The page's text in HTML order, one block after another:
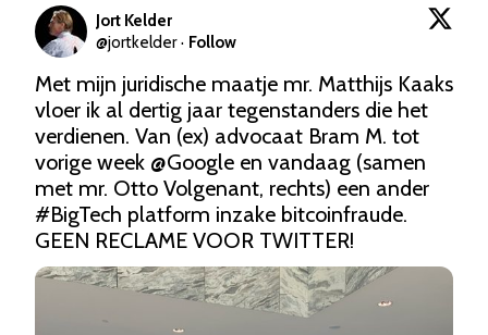
Jort Kelder
@jortkelder · Follow
Met mijn juridische maatje mr. Matthijs Kaaks
vloer ik al dertig jaar tegenstanders die het
verdienen. Van (ex) advocaat Bram M. tot
vorige week @Google en vandaag (samen
#BigTech platform inzake bitcoinfraude.
GEEN RECLAME VOOR TWITTER!